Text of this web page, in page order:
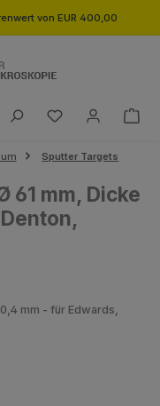
von EUR 400,00
Du hast 0
Sputter Targets
61 mm, Dicke